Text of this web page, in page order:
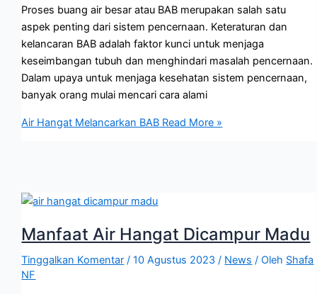
Proses buang air besar atau BAB merupakan salah satu
aspek penting dari sistem pencernaan. Keteraturan dan
kelancaran BAB adalah faktor kunci untuk menjaga
keseimbangan tubuh dan menghindari masalah pencernaan.
Dalam upaya untuk menjaga kesehatan sistem pencernaan,
banyak orang mulai mencari cara alami
Air Hangat Melancarkan BAB Read More »
Manfaat Air Hangat Dicampur Madu
Tinggalkan Komentar /10 Agustus 2023 / News / Oleh Shafa
NF